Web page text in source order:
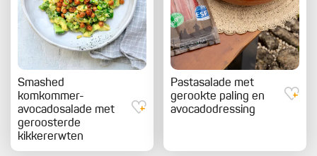
Smashed
komkommer-
avocadosalade met
geroosterde
kikkererwten
Pastasalade met
gerookte paling en
avocadodressing